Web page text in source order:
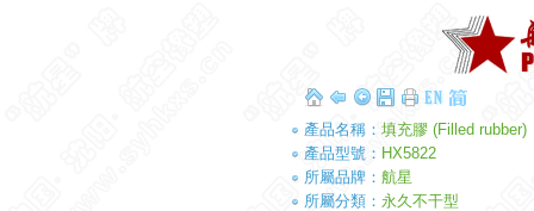
產品名稱： 填充膠 (Filled rubber)
產品型號： HX5822
所屬品牌： 航星
所屬分類： 永久不干型